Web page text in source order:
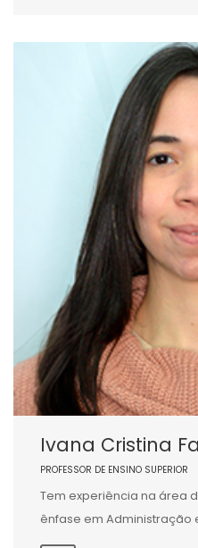
Ivana Cristina
PROFESSOR DE ENSINO SUPERIOR
Tem experiência na área
ênfase em Administração